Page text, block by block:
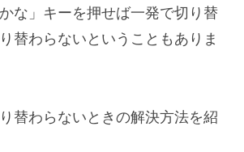
な」キーを押せば一発で切り替
替わらないということもありま
替わらないときの解決方法を紹